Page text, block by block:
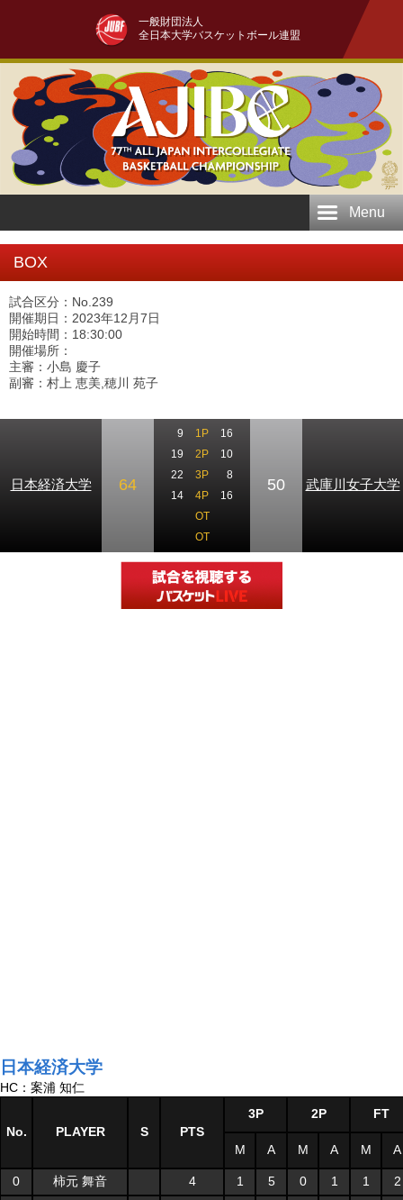
一般財団法人
全日本大学バスケットボール連盟
Menu
BOX
試合区分：No.239
開催期日：2023年12月7日
開始時間：18:30:00
開催場所：
主審：小島 慶子
副審：村上 恵美,穂川 苑子
日本経済大学 64
9 1P
16
19
2P
10
22
3P
8
14
4P
16
OT
OT
50 武庫川女子大学
日本経済大学
HC：案浦 知仁
No. PLAYER S PTS
3P 2P FT
M A M A M A
0 柿元 舞音 4 1 5 0 1 1 2